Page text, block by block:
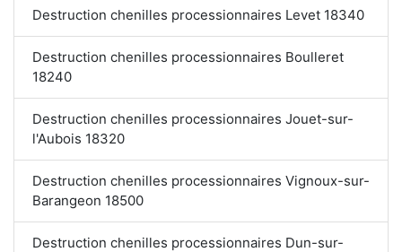
Destruction chenilles processionnaires Levet 18340
Destruction chenilles processionnaires Boulleret
18240
Destruction chenilles processionnaires Jouet-sur-
l'Aubois 18320
Destruction chenilles processionnaires Vignoux-sur-
Barangeon 18500
Destruction chenilles processionnaires Dun-sur-